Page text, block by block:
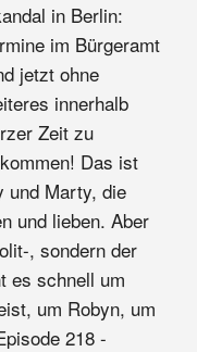
in Berlin:
im Bürgeramt
jetzt ohne
innerhalb
Zeit zu
Das ist
und Marty, die
und lieben. Aber
, sondern der
es schnell um
um Robyn, um
218 -